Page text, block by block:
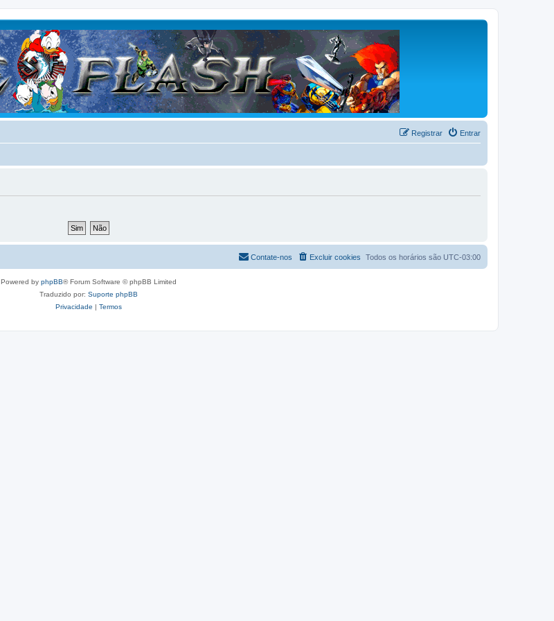
Entrar
Registrar
Todos os horários são UTC-03:00
Excluir cookies
Contate-nos
Powered by phpBB® Forum Software © phpBB Limited
Traduzido por: Suporte phpBB
Privacidade | Termos